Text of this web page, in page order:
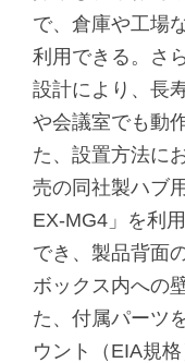
で、倉庫や工場
利用できる。さ
設計により、長
や会議室でも動
た、設置方法に
売の同社製ハブ
EX-MG4」を利
でき、製品背面
ボックス内への
た、付属パーツ
ウント（EIA規